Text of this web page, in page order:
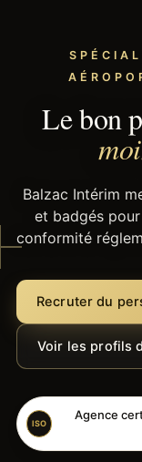
Le bon
Balzac Intérim
et badgés
conformité
Recruter du
Voir les profils
ISO
Agence